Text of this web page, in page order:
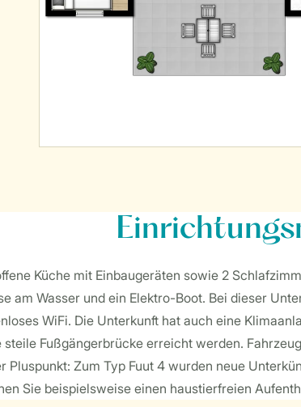
Küche mit Einbaugeräten sowie 2
am Wasser und ein Elektro-Boot. Bei dieser
WiFi. Die Unterkunft hat auch eine
Fußgängerbrücke erreicht werden.
Zum Typ Fuut 4 wurden neue
Sie beispielsweise einen haustierfreien